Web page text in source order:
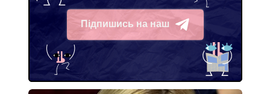
Підпишись на наш
Telegram